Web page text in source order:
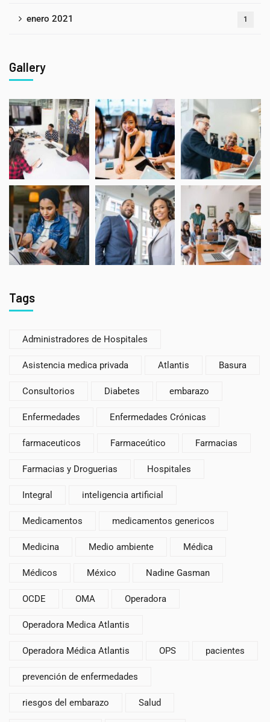
enero 2021 1
Gallery
Tags
Administradores de Hospitales
Asistencia medica privada Atlantis Basura
Consultorios Diabetes embarazo
Enfermedades Enfermedades Crónicas
farmaceuticos Farmaceútico Farmacias
Farmacias y Droguerias Hospitales
Integral inteligencia artificial
Medicamentos medicamentos genericos
Medicina Medio ambiente Médica
Médicos México Nadine Gasman
OCDE OMA Operadora
Operadora Medica Atlantis
Operadora Médica Atlantis OPS pacientes
prevención de enfermedades
riesgos del embarazo Salud